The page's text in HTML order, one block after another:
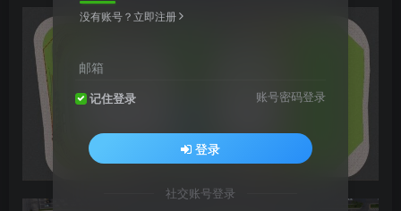
没有账号？立即注册
邮箱
记住登录 账号密码登录
登录
社交账号登录